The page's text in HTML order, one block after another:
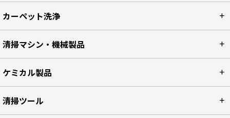
カーペット洗浄
清掃マシン・機械製品
ケミカル製品
清掃ツール